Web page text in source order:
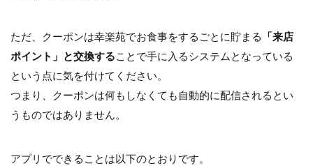
ただ、クーポンは幸楽苑でお食事をするごとに貯まる 「来店
ポイント」と交換することで手に入るシステムとなっている
という点に気を付けてください。
つまり、クーポンは何もしなくても自動的に配信されるとい
うものではありません。
アプリでできることは以下のとおりです。